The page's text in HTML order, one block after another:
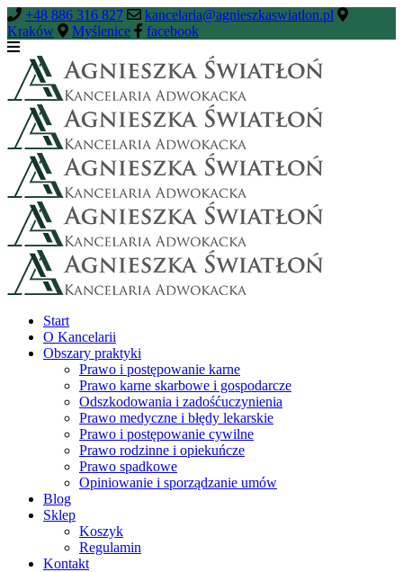
+48 886 316 827
kancelaria@agnieszkaswiatlon.pl
Kraków
Myślenice facebook
Start
O Kancelarii
Obszary praktyki
Prawo i postępowanie karne
Prawo karne skarbowe i gospodarcze
Odszkodowania i zadośćuczynienia
Prawo medyczne i błędy lekarskie
Prawo i postępowanie cywilne
Prawo rodzinne i opiekuńcze
Prawo spadkowe
Opiniowanie i sporządzanie umów
Blog
Sklep
Koszyk
Regulamin
Kontakt